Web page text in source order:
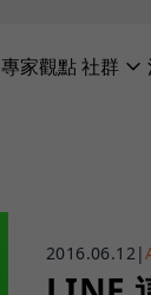
專家觀點社群
2016.06.12|